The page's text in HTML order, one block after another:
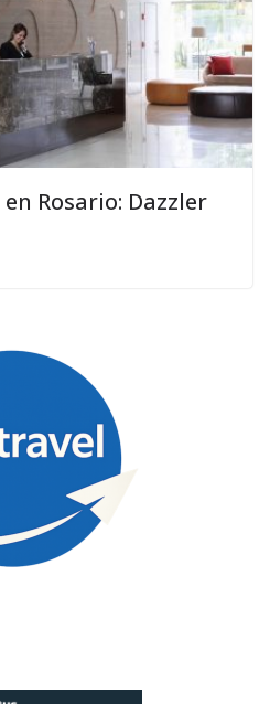
Rosario: Dazzler